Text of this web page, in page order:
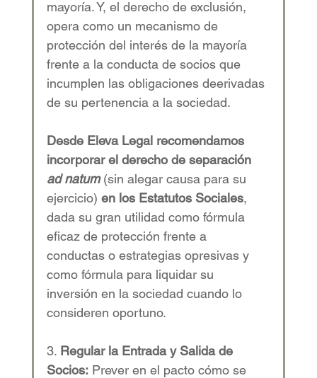
mayoría. Y, el derecho de exclusión,
opera como un mecanismo de
protección del interés de la mayoría
frente a la conducta de socios que
incumplen las obligaciones deerivadas
de su pertenencia a la sociedad.
Desde Eleva Legal recomendamos
incorporar el derecho de separación
ad natum (sin alegar causa para su
ejercicio) en los Estatutos Sociales,
dada su gran utilidad como fórmula
eficaz de protección frente a
conductas o estrategias opresivas y
como fórmula para liquidar su
inversión en la sociedad cuando lo
consideren oportuno.
3. Regular la Entrada y Salida de
Socios: Prever en el pacto cómo se